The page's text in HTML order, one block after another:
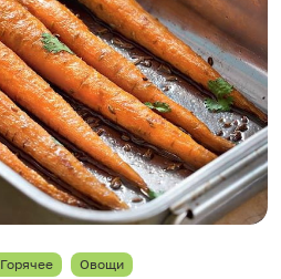
Горячее Овощи